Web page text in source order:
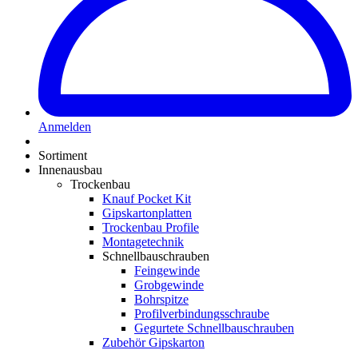
Anmelden
Sortiment
Innenausbau
Trockenbau
Knauf Pocket Kit
Gipskartonplatten
Trockenbau Profile
Montagetechnik
Schnellbauschrauben
Feingewinde
Grobgewinde
Bohrspitze
Profilverbindungsschraube
Gegurtete Schnellbauschrauben
Zubehör Gipskarton